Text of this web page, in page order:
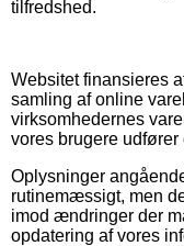
tilfredshed.
Websitet finansieres
samling af online
virksomhedernes
vores brugere udfører
Oplysninger
rutinemæssigt, men
imod ændringer der
opdatering af vores